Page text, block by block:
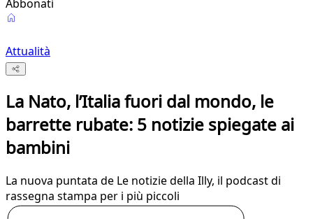
Abbonati
Attualità
La Nato, l’Italia fuori dal mondo, le
barrette rubate: 5 notizie spiegate ai
bambini
La nuova puntata de Le notizie della Illy, il podcast di
rassegna stampa per i più piccoli